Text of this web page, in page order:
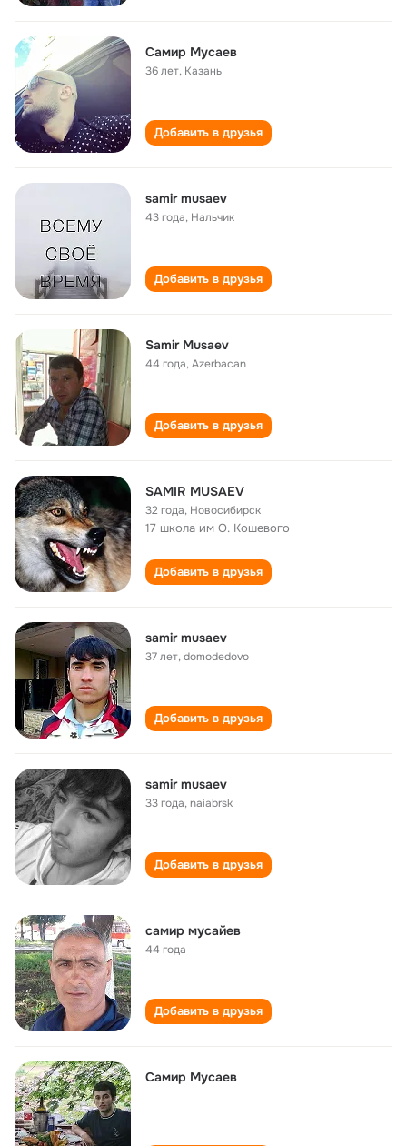
Самир Мусаев
36 лет, Казань
Добавить в друзья
samir musaev
43 года, Нальчик
Добавить в друзья
Samir Musaev
44 года,Azerbacan
Добавить в друзья
SAMIR MUSAEV
32 года, Новосибирск
17 школа им О. Кошевого
Добавить в друзья
samir musaev
37 лет,domodedovo
Добавить в друзья
samir musaev
33 года,naiabrsk
Добавить в друзья
самир мусайев
44 года
Добавить в друзья
Самир Мусаев